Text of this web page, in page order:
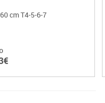
cm T4-5-6-7